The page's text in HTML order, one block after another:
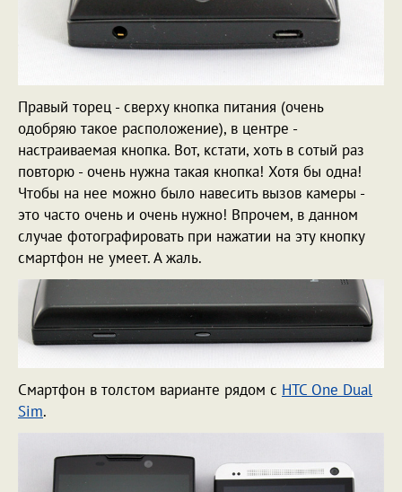
Правый торец - сверху кнопка питания (очень
одобряю такое расположение), в центре -
настраиваемая кнопка. Вот, кстати, хоть в сотый раз
повторю - очень нужна такая кнопка! Хотя бы одна!
Чтобы на нее можно было навесить вызов камеры -
это часто очень и очень нужно! Впрочем, в данном
случае фотографировать при нажатии на эту кнопку
смартфон не умеет. А жаль.
Смартфон в толстом варианте рядом с HTC One Dual
Sim.